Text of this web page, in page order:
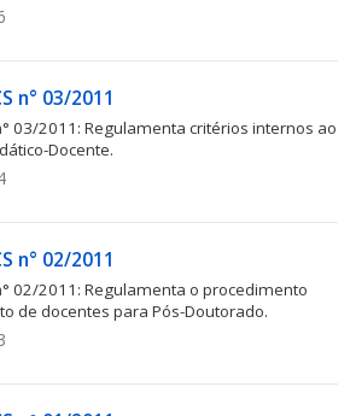
n° 03/2011
03/2011: Regulamenta critérios internos ao
Docente.
n° 02/2011
02/2011: Regulamenta o procedimento
de docentes para Pós-Doutorado.